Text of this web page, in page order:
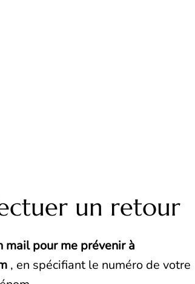
un retour
mail pour me prévenir à
, en spécifiant le numéro de votre